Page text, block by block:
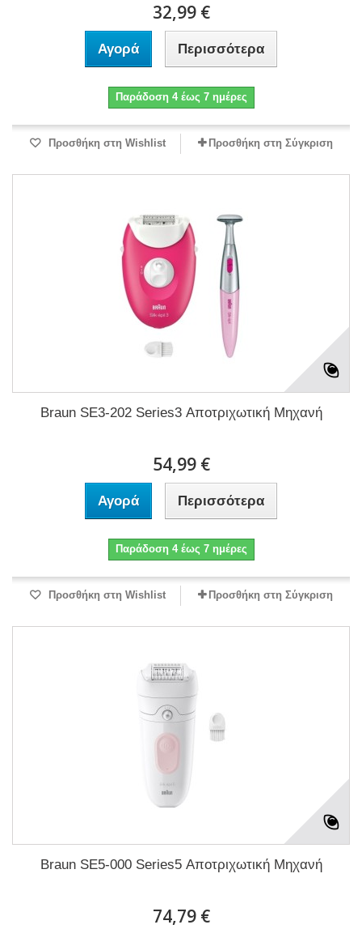
32,99 €
Αγορά Περισσότερα
Παράδοση 4 έως 7 ημέρες
Προσθήκη στη Wishlist Προσθήκη στη Σύγκριση
Braun SE3-202 Series3 Αποτριχωτική Μηχανή
54,99 €
Αγορά Περισσότερα
Παράδοση 4 έως 7 ημέρες
Προσθήκη στη Wishlist Προσθήκη στη Σύγκριση
Braun SE5-000 Series5 Αποτριχωτική Μηχανή
74,79 €